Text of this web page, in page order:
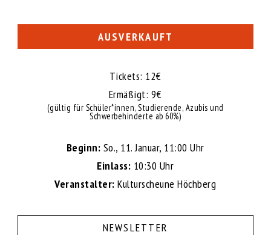
AUSVERKAUFT
Tickets: 12€
Ermäßigt: 9€
(gültig für Schüler*innen, Studierende, Azubis und
Schwerbehinderte ab 60%)
Beginn: So., 11. Januar, 11:00 Uhr
Einlass: 10:30 Uhr
Veranstalter: Kulturscheune Höchberg
NEWSLETTER